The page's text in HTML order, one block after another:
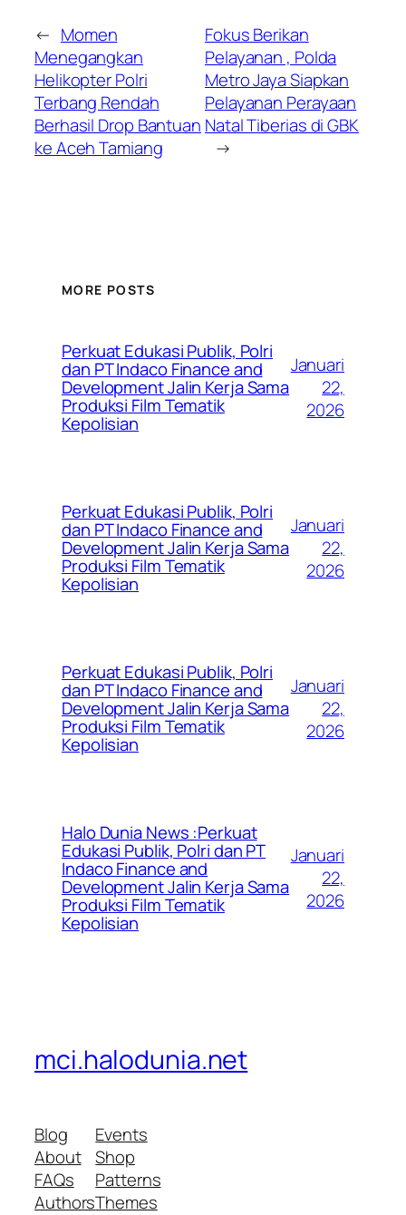
← Momen
Menegangkan
Helikopter Polri
Terbang Rendah
Berhasil Drop Bantuan
ke Aceh Tamiang
Fokus Berikan
Pelayanan , Polda
Metro Jaya Siapkan
Pelayanan Perayaan
Natal Tiberias di GBK
→
MORE POSTS
Perkuat Edukasi Publik, Polri
dan PT Indaco Finance and
Development Jalin Kerja Sama
Produksi Film Tematik
Kepolisian
Januari
22,
2026
Perkuat Edukasi Publik, Polri
dan PT Indaco Finance and
Development Jalin Kerja Sama
Produksi Film Tematik
Kepolisian
Januari
22,
2026
Perkuat Edukasi Publik, Polri
dan PT Indaco Finance and
Development Jalin Kerja Sama
Produksi Film Tematik
Kepolisian
Januari
22,
2026
Halo Dunia News :Perkuat
Edukasi Publik, Polri dan PT
Indaco Finance and
Development Jalin Kerja Sama
Produksi Film Tematik
Kepolisian
Januari
22,
2026
mci.halodunia.net
Blog
About
FAQs
Authors
Events
Shop
Patterns
Themes